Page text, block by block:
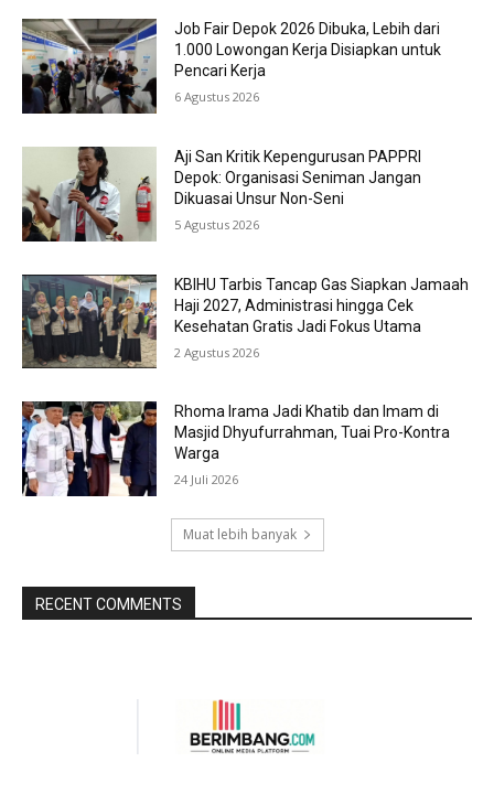
Job Fair Depok 2026 Dibuka, Lebih dari
1.000 Lowongan Kerja Disiapkan untuk
Pencari Kerja
6 Agustus 2026
Aji San Kritik Kepengurusan PAPPRI
Depok: Organisasi Seniman Jangan
Dikuasai Unsur Non-Seni
5 Agustus 2026
KBIHU Tarbis Tancap Gas Siapkan Jamaah
Haji 2027, Administrasi hingga Cek
Kesehatan Gratis Jadi Fokus Utama
2 Agustus 2026
Rhoma Irama Jadi Khatib dan Imam di
Masjid Dhyufurrahman, Tuai Pro-Kontra
Warga
24 Juli 2026
Muat lebih banyak
RECENT COMMENTS